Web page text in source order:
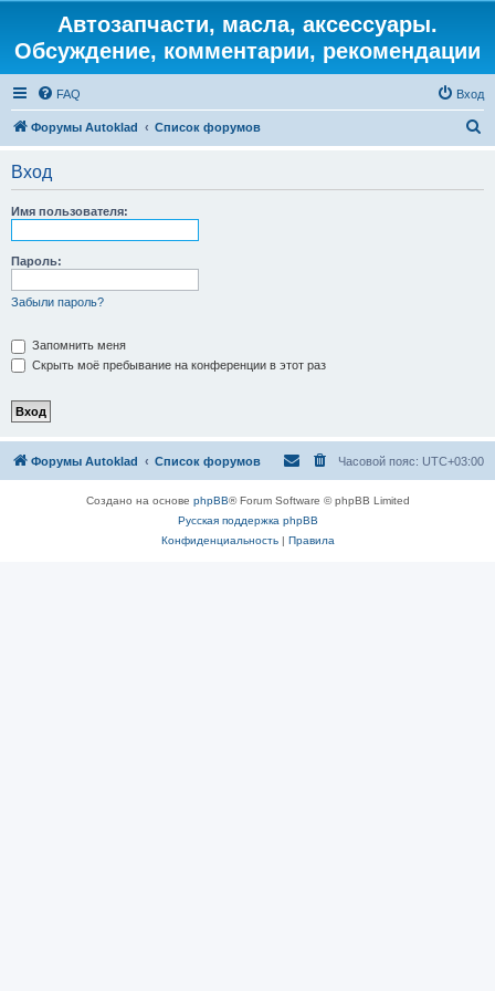
Автозапчасти, масла, аксессуары.
Обсуждение, комментарии, рекомендации
FAQ Вход
Форумы Autoklad Список форумов
Вход
Имя пользователя:
Пароль:
Забыли пароль?
Запомнить меня
Скрыть моё пребывание на конференции в этот раз
Форумы Autoklad Список форумов Часовой пояс: UTC+03:00
Создано на основе phpBB® Forum Software © phpBB Limited
Русская поддержка phpBB
Конфиденциальность| Правила